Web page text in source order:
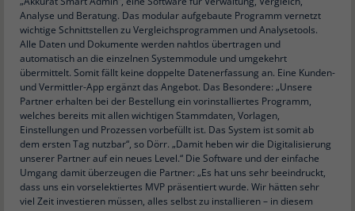
Analyse und Beratung. Das modular aufgebaute Programm vernetzt
wichtige Schnittstellen zu Vergleichsprogrammen und Analysetools.
Alle Daten und Dokumente werden nahtlos übertragen und
automatisch an die einzelnen Systemmodule und umgekehrt
übermittelt. Somit fällt keine doppelte Datenerfassung an. Eine Kunden-
und Vermittler-App ergänzt das Angebot. Das Besondere: „Unsere
Partner erhalten bei der Bestellung ein vorinstalliertes Programm,
welches bereits mit allen wichtigen Stammdaten, Vorlagen,
Einstellungen und Prozessen vorbefüllt ist. Das System ist somit ab
dem ersten Tag nutzbar“, so Dörr. „Damit heben wir die Digitalisierung
unserer Partner auf ein neues Level.“ Die Software und der einfache
Umgang damit überzeugen die Partner: „Es hat uns sehr beeindruckt,
dass uns ein vorselektiertes MVP präsentiert wurde. Wir hätten sehr
viel Zeit investieren müssen, alles selbst zu installieren – in diesem